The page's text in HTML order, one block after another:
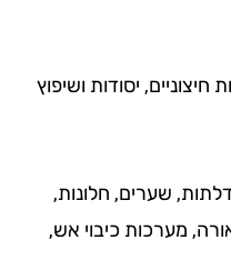
יסודות ושיפוץ
חלונות,
כיבוי אש,